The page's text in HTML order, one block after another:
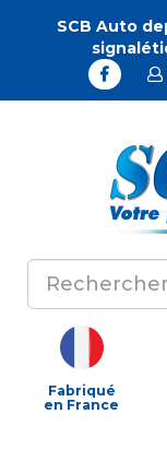
SCB Auto
Fabriqué
en France